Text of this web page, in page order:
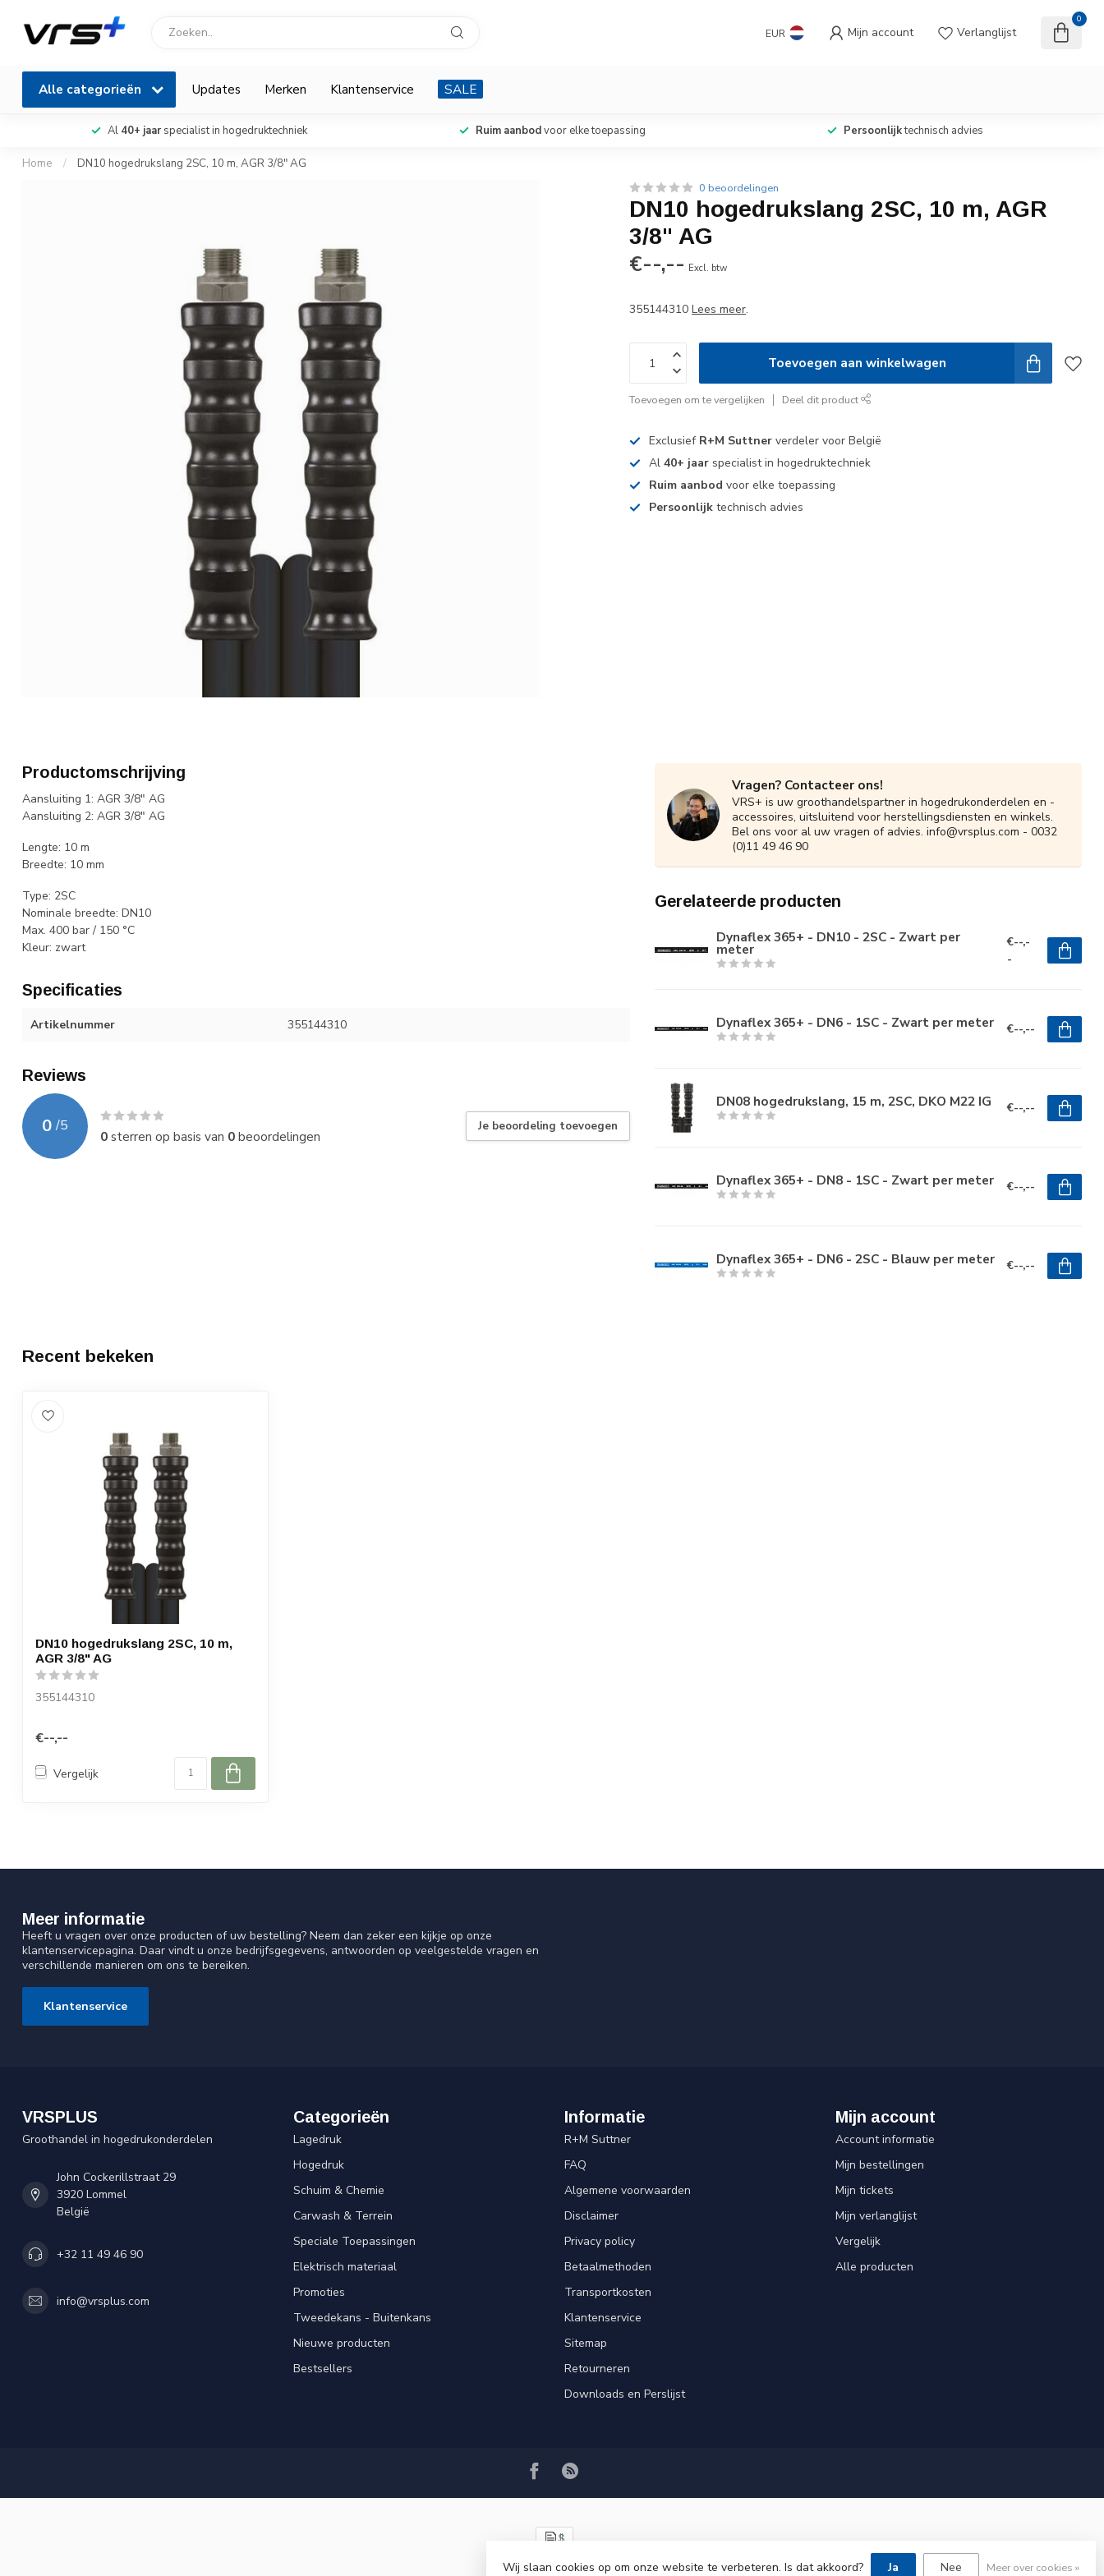
EUR Mijn account Verlanglijst
0
Alle categorieën Updates Merken Klantenservice SALE
Al 40+ jaarspecialist in hogedruktechniek Ruim aanbodvoor elke toepassing Persoonlijktechnisch advies
Home / DN10 hogedrukslang 2SC, 10 m, AGR 3/8" AG
0 beoordelingen
DN10 hogedrukslang 2SC, 10 m, AGR
3/8" AG
€--,-- Excl. btw
355144310Lees meer.
Toevoegen aan winkelwagen
Toevoegen om te vergelijken Deel dit product
Exclusief R+M Suttner verdeler voor België
Al40+ jaar specialist in hogedruktechniek
Ruim aanbod voor elke toepassing
Persoonlijk technisch advies
Productomschrijving
Aansluiting 1: AGR 3/8" AG
Aansluiting 2: AGR 3/8" AG
Lengte: 10 m
Breedte: 10 mm
Type: 2SC
Nominale breedte: DN10
Max. 400 bar / 150 °C
Kleur: zwart
Specificaties
Artikelnummer 355144310
Reviews
0 /5
0sterren op basis van 0beoordelingen
Je beoordeling toevoegen
Vragen? Contacteer ons!
VRS+ is uw groothandelspartner in hogedrukonderdelen en -
accessoires, uitsluitend voor herstellingsdiensten en winkels.
Bel ons voor al uw vragen of advies. info@vrsplus.com - 0032
(0)11 49 46 90
Gerelateerde producten
Dynaflex 365+ - DN10 - 2SC - Zwart per
meter
€--,-
-
Dynaflex 365+ - DN6 - 1SC - Zwart per meter €--,--
DN08 hogedrukslang, 15 m, 2SC, DKO M22 IG €--,--
Dynaflex 365+ - DN8 - 1SC - Zwart per meter €--,--
Dynaflex 365+ - DN6 - 2SC - Blauw per meter €--,--
Recent bekeken
DN10 hogedrukslang 2SC, 10 m,
AGR 3/8" AG
355144310
€--,--
Vergelijk
Meer informatie
Heeft u vragen over onze producten of uw bestelling? Neem dan zeker een kijkje op onze
klantenservicepagina. Daar vindt u onze bedrijfsgegevens, antwoorden op veelgestelde vragen en
verschillende manieren om ons te bereiken.
Klantenservice
VRSPLUS
Groothandel in hogedrukonderdelen
John Cockerillstraat 29
3920 Lommel
België
+32 11 49 46 90
info@vrsplus.com
Categorieën
Lagedruk
Hogedruk
Schuim & Chemie
Carwash & Terrein
Speciale Toepassingen
Elektrisch materiaal
Promoties
Tweedekans - Buitenkans
Nieuwe producten
Bestsellers
Informatie
R+M Suttner
FAQ
Algemene voorwaarden
Disclaimer
Privacy policy
Betaalmethoden
Transportkosten
Klantenservice
Sitemap
Retourneren
Downloads en Perslijst
Mijn account
Account informatie
Mijn bestellingen
Mijn tickets
Mijn verlanglijst
Vergelijk
Alle producten
© Copyright 2026 VRSPLUS
Wij slaan cookies op om onze website te verbeteren. Is dat akkoord? Ja Nee Meer over cookies »